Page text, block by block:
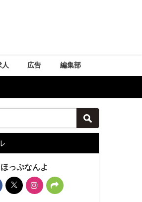
人 広告 編集部
ほっぷなんよ